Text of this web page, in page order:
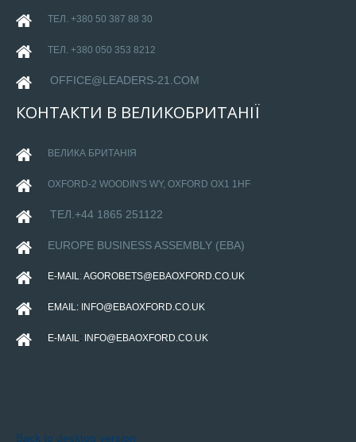
ТЕЛ. +380 50 387 88 30
ТЕЛ. +380 050 353 8212
OFFICE@LEADERS-21.COM
КОНТАКТИ В ВЕЛИКОБРИТАНІЇ
ВЕЛИКА БРИТАНІЯ
OXFORD-2 WOODIN'S WY, OXFORD OX1 1HF
ТЕЛ.+44 1865 251122
EUROPE BUSINESS ASSEMBLY (EBA)
E-MAIL: AGOROBETS@EBAOXFORD.CO.UK
EMAIL: INFO@EBAOXFORD.CO.UK
E-MAIL: INFO@EBAOXFORD.CO.UK
Back to desktop version